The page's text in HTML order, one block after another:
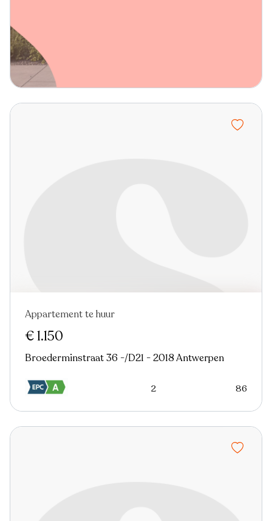
Nieuw
Appartement te huur
€ 1.150
Broederminstraat 36 -/D21 - 2018 Antwerpen
2 86